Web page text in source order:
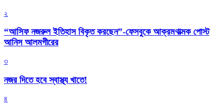
২
“আসিফ নজরুল ইতিহাস বিকৃত করছেন”-ফেসবুকে আক্রমণাত্মক পোস্ট
আনিস আলমগীরের
৩
নজর দিতে হবে স্বাস্থ্য খাতে!
৪